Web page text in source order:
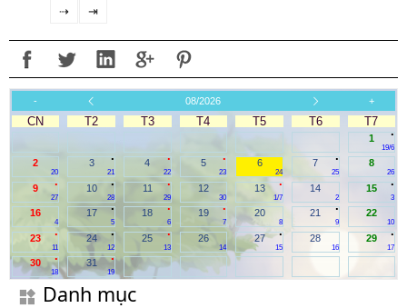
⇢
⇥
- 08/2026 +
CN T2 T3 T4 T5 T6 T7
.
1
19/6
2
20
.
3
21
.
4
22
.
5
23
6
24
.
7
25
8
26
.
9
27
.
10
28
.
11
29
12
30
.
13
1/7
14
2
.
15
3
16
4
.
17
5
.
18
6
.
19
7
20
8
.
21
9
22
10
.
23
11
.
24
12
.
25
13
26
14
.
27
15
28
16
.
29
17
.
30
18
.
31
19
Danh mục